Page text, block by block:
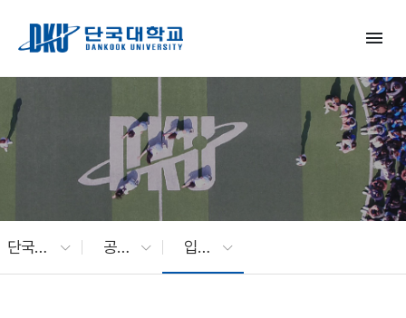
menu
단국대 소식 공지사항 입찰공고